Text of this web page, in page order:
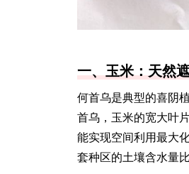
一、玉米：天然
何首乌是典型的喜阴
首乌，玉米的宽大叶
能实现空间利用最大
套种区的土壤含水量